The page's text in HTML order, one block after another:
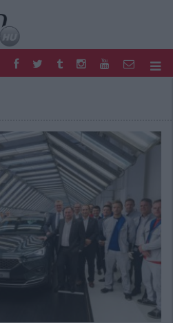
EGYÉB
SHOP
TIPPJÁTÉK
PONTÁLLÁSOK